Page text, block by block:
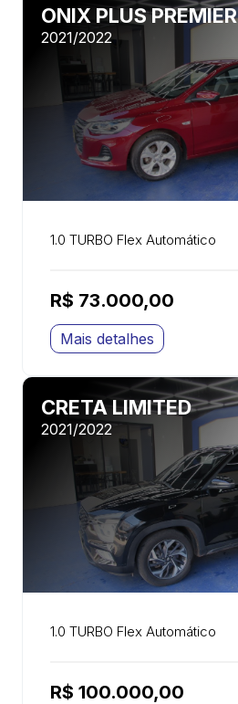
ONIX PLUS PREMIER
2021/2022
1.0 TURBO Flex Automático
R$ 73.000,00
Mais detalhes
CRETA LIMITED
2021/2022
1.0 TURBO Flex Automático
R$ 100.000,00